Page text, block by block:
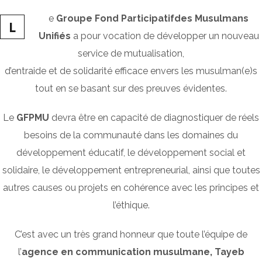
L e Groupe Fond Participatifdes Musulmans
Unifiés a pour vocation de développer un nouveau
service de mutualisation,
d’entraide et de solidarité efficace envers les musulman(e)s
tout en se basant sur des preuves évidentes.
Le GFPMU devra être en capacité de diagnostiquer de réels
besoins de la communauté dans les domaines du
développement éducatif, le développement social et
solidaire, le développement entrepreneurial, ainsi que toutes
autres causes ou projets en cohérence avec les principes et
l’éthique.
C’est avec un très grand honneur que toute l’équipe de
l’agence en communication musulmane, Tayeb